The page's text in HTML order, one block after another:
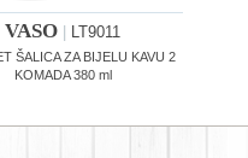
VASO LT9011
ŠALICA ZA BIJELU KAVU 2
KOMADA 380 ml